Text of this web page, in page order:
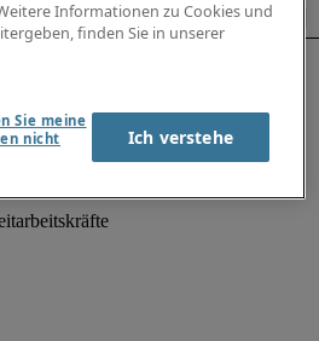
Informationen zu Cookies und
finden Sie in unserer
Sie meine
nicht
Ich verstehe